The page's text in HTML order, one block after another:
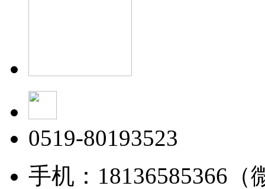
0519-80193523
手机：18136585366（